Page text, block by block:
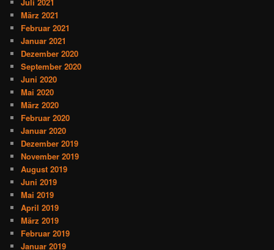
März 2021
Februar 2021
Januar 2021
Dezember 2020
September 2020
Juni 2020
Mai 2020
März 2020
Februar 2020
Januar 2020
Dezember 2019
November 2019
August 2019
Juni 2019
Mai 2019
April 2019
März 2019
Februar 2019
Januar 2019